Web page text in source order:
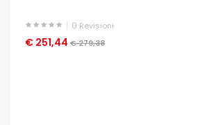
0 Revisioni
€ 251,44 € 279,38
OCCHIATA VELOCE